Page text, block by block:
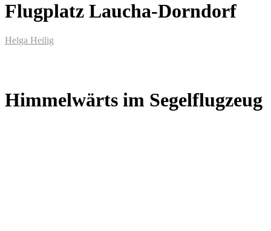
Flugplatz Laucha-Dorndorf
Helga Heilig
Himmelwärts im Segelflugzeug